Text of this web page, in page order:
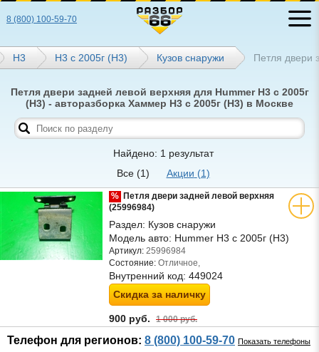
8 (800) 100-59-70
Н3 H3 с 2005г (Н3) Кузов снаружи Петля двери
Петля двери задней левой верхняя для Hummer H3 с 2005г
(Н3) - авторазборка Хаммер H3 с 2005г (Н3) в Москве
Найдено: 1 результат
Все (1) Акции (1)
% Петля двери задней левой верхняя
(25996984)
Раздел: Кузов снаружи
Модель авто: Hummer H3 с 2005г (Н3)
Артикул: 25996984
Состояние: Отличное,
Внутренний код: 449024
Скидка за наличку
900 руб. 1 000 руб.
Телефон для регионов: 8 (800) 100-59-70 Показать телефоны